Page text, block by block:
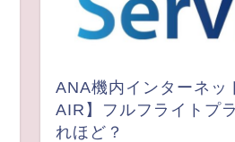
ANA機内インターネッ
AIR】フルフライトプ
れほど？